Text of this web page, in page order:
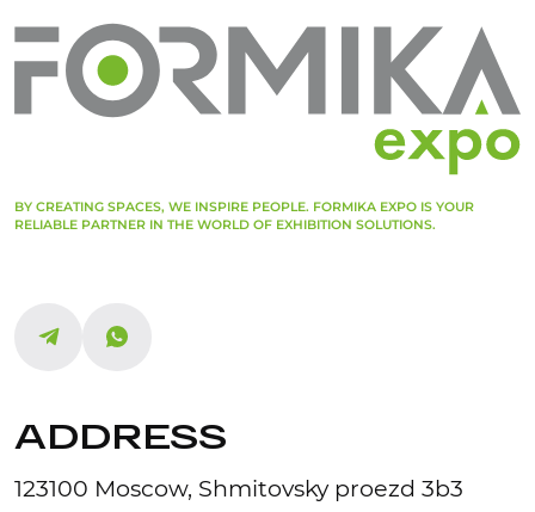
BY CREATING SPACES, WE INSPIRE PEOPLE. FORMIKA EXPO IS YOUR
RELIABLE PARTNER IN THE WORLD OF EXHIBITION SOLUTIONS.
ADDRESS
123100 Moscow, Shmitovsky proezd 3b3